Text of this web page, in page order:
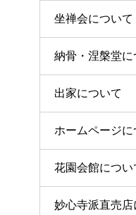
坐禅会について
納骨・涅槃堂に
出家について
ホームページに
花園会館につい
妙心寺派直売店